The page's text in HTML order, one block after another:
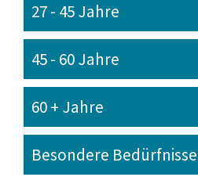
27 - 45 Jahre
45 - 60 Jahre
60 + Jahre
Besondere Bedürfnisse